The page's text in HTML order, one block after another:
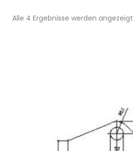
Alle 4 Ergebnisse werden angezeigt